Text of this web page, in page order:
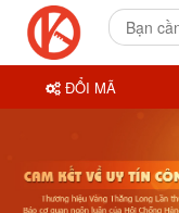
ĐỔI MÃ